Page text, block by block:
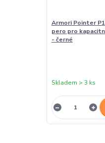
Armori Pointer
pero pro
- černé
Skladem > 3 ks